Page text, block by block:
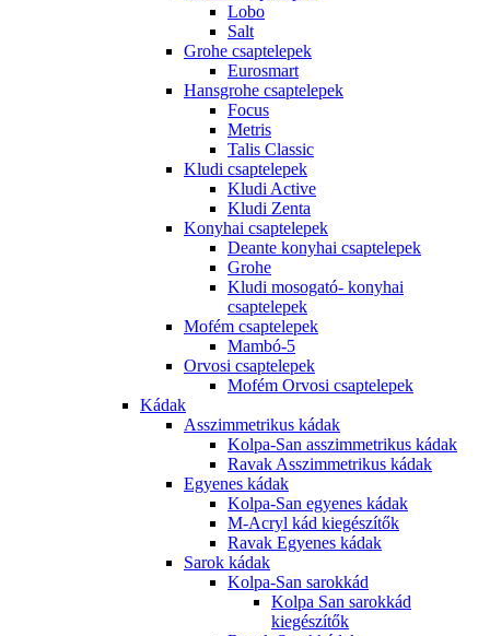
Lobo
Salt
Grohe csaptelepek
Eurosmart
Hansgrohe csaptelepek
Focus
Metris
Talis Classic
Kludi csaptelepek
Kludi Active
Kludi Zenta
Konyhai csaptelepek
Deante konyhai csaptelepek
Grohe
Kludi mosogató- konyhai
csaptelepek
Mofém csaptelepek
Mambó-5
Orvosi csaptelepek
Mofém Orvosi csaptelepek
Kádak
Asszimmetrikus kádak
Kolpa-San asszimmetrikus kádak
Ravak Asszimmetrikus kádak
Egyenes kádak
Kolpa-San egyenes kádak
M-Acryl kád kiegészítők
Ravak Egyenes kádak
Sarok kádak
Kolpa-San sarokkád
Kolpa San sarokkád
kiegészítők